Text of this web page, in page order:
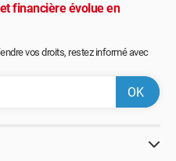
financière évolue en
vos droits, restez informé avec